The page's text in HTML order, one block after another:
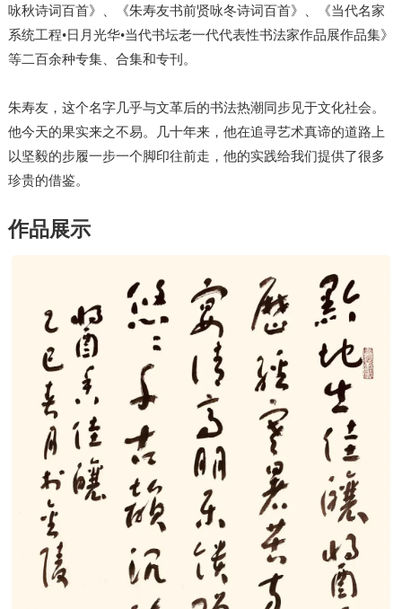
咏秋诗词百首》、《朱寿友书前贤咏冬诗词百首》、《当代名家
系统工程•日月光华•当代书坛老一代代表性书法家作品展作品集》
等二百余种专集、合集和专刊。
朱寿友，这个名字几乎与文革后的书法热潮同步见于文化社会。
他今天的果实来之不易。几十年来，他在追寻艺术真谛的道路上
以坚毅的步履一步一个脚印往前走，他的实践给我们提供了很多
珍贵的借鉴。
作品展示